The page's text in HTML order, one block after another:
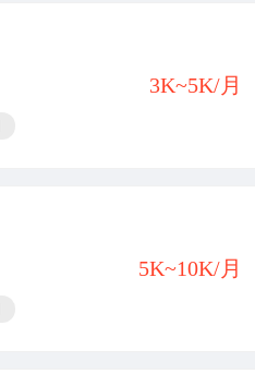
3K~5K/月
5K~10K/月